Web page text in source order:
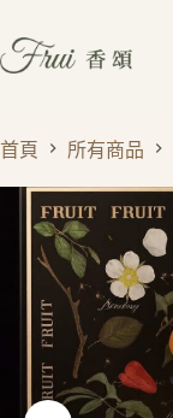
首頁 所有商品